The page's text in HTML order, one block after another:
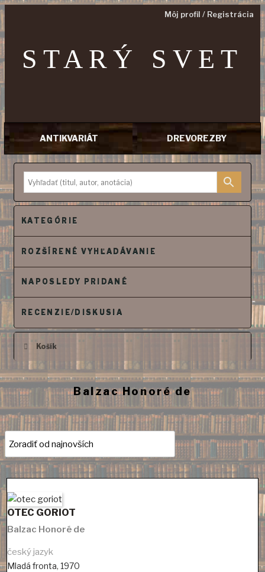
Môj profil / Registrácia
STARÝ SVET
ANTIKVARIÁT DREVOREZBY
Prejsť
obsah
KATEGÓRIE
ROZŠÍRENÉ VYHĽADÁVANIE
NAPOSLEDY PRIDANÉ
RECENZIE/DISKUSIA
Košík
Balzac Honoré de
OTEC GORIOT
Balzac Honoré de
český jazyk
Mladá fronta, 1970